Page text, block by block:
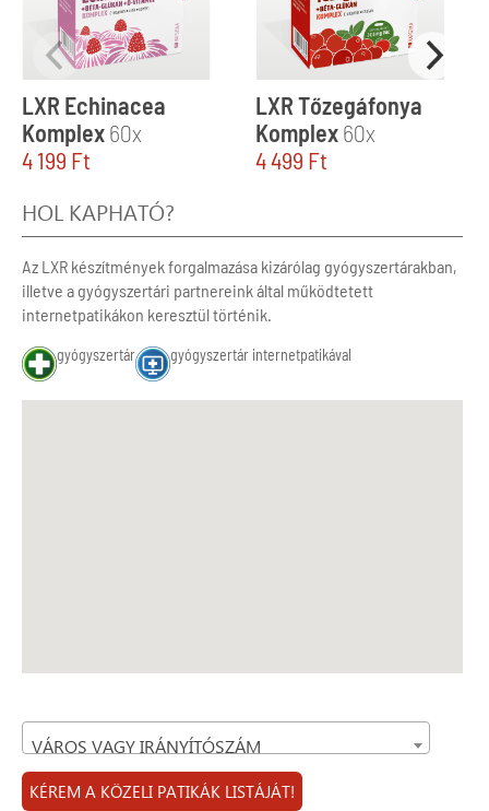
LXR Echinacea
Komplex60x
4 199 Ft
LXR Tőzegáfonya
Komplex60x
4 499 Ft
HOL KAPHATÓ?
Az LXR készítmények forgalmazása kizárólag gyógyszertárakban,
illetve a gyógyszertári partnereink által működtetett
internetpatikákon keresztül történik.
gyógyszertár gyógyszertár internetpatikával
VÁROS VAGY IRÁNYÍTÓSZÁM
KÉREM A KÖZELI PATIKÁK LISTÁJÁT!